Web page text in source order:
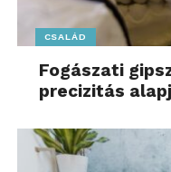
CSALÁD
Fogászati
precizitás